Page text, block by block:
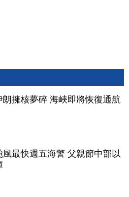
朗擁核夢碎 海峽即將恢復通航
風最快週五海警 父親節中部以